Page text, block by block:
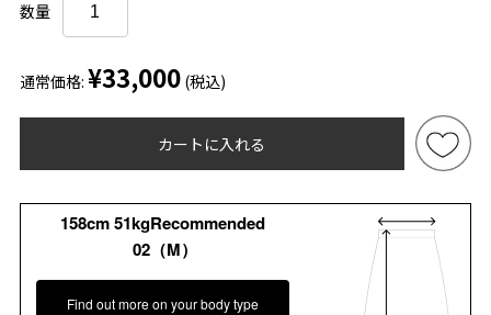
数量
通常価格: ¥33,000 (税込)
カートに入れる
158cm 51kgRecommended
02（M）
Find out more on your body type